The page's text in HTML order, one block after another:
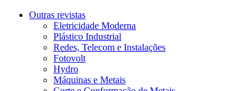
Outras revistas
Eletricidade Moderna
Plástico Industrial
Redes, Telecom e Instalações
Fotovolt
Hydro
Máquinas e Metais